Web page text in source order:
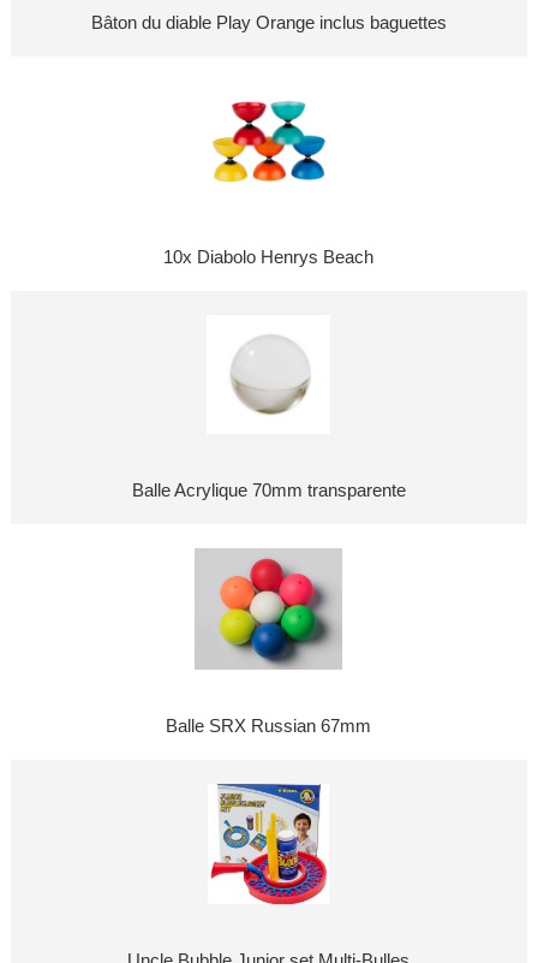
Bâton du diable Play Orange inclus baguettes
10x Diabolo Henrys Beach
Balle Acrylique 70mm transparente
Balle SRX Russian 67mm